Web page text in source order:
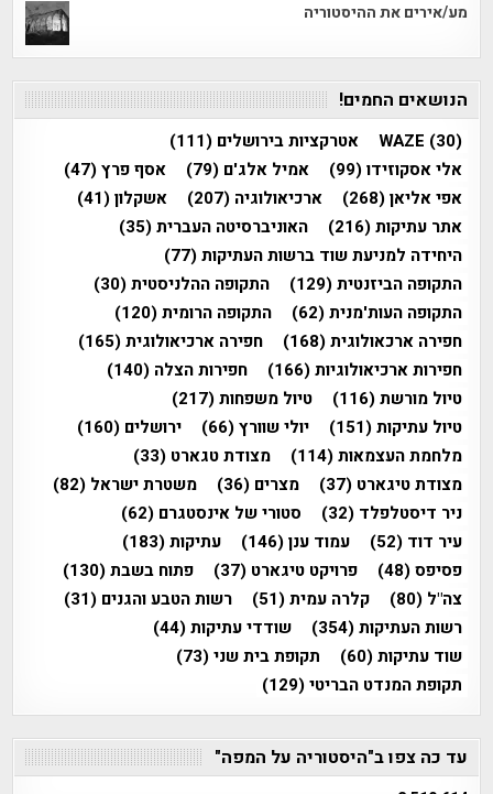
מע/אירים את ההיסטוריה
הנושאים החמים!
WAZE (30) אטרקציות בירושלים (111)
אלי אסקוזידו(99) אמיל אלג'ם (79) אסף פרץ(47)
אפי אליאן(268) ארכיאולוגיה (207) אשקלון(41)
אתר עתיקות(216) האוניברסיטה העברית(35)
היחידה למניעת שוד ברשות העתיקות(77)
התקופה הביזנטית(129) התקופה ההלניסטית(30)
התקופה העות'מנית(62) התקופה הרומית(120)
חפירה ארכאולוגית(168) חפירה ארכיאולוגית(165)
חפירות ארכיאולוגיות(166) חפירות הצלה (140)
טיול מורשת(116) טיול משפחות(217)
טיול עתיקות(151) יולי שוורץ(66) ירושלים (160)
מלחמת העצמאות(114) מצודת טגארט (33)
מצודת טיגארט (37) מצרים (36) משטרת ישראל (82)
ניר דיסטלפלד (32) סטורי של אינסטגרם (62)
עיר דוד (52) עמוד ענן(146) עתיקות(183)
פסיפס(48) פרויקט טיגארט (37) פתוח בשבת(130)
צה"ל (80) קלרה עמית(51) רשות הטבע והגנים (31)
רשות העתיקות(354) שודדי עתיקות(44)
שוד עתיקות(60) תקופת בית שני(73)
תקופת המנדט הבריטי(129)
עד כה צפו ב"היסטוריה על המפה"